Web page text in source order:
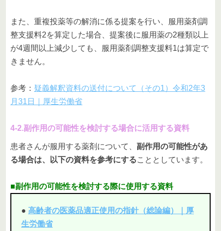
また、重複投薬等の解消に係る提案を行い、服用薬剤調
整支援料2を算定した場合、提案後に服用薬の2種類以上
が4週間以上減少しても、服用薬剤調整支援料1は算定で
きません。
参考： 疑義解釈資料の送付について（その1）令和2年3
月31日｜厚生労働省
4-2.副作用の可能性を検討する場合に活用する資料
患者さんが服用する薬剤について、 副作用の可能性があ
る場合は、以下の資料を参考にすることとしています。
■副作用の可能性を検討する際に使用する資料
● 高齢者の医薬品適正使用の指針（総論編）｜厚
生労働省